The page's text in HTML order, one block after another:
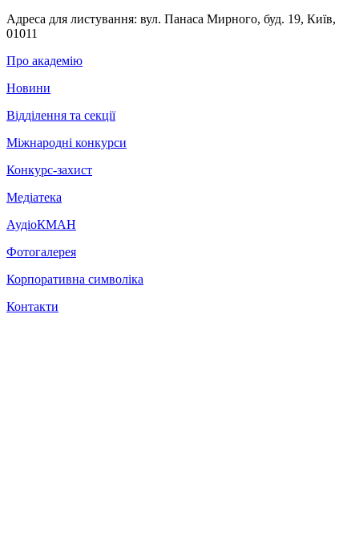
Адреса для листування: вул. Панаса Мирного, буд. 19, Київ,
01011
Про академію
Новини
Відділення та секції
Міжнародні конкурси
Конкурс-захист
Медіатека
АудіоКМАН
Фотогалерея
Корпоративна символіка
Контакти